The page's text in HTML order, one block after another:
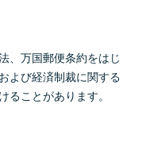
、万国郵便条約をはじ
よび経済制裁に関する
ことがあります。